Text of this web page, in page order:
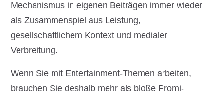
Mechanismus in eigenen Beiträgen immer wieder
als Zusammenspiel aus Leistung,
gesellschaftlichem Kontext und medialer
Verbreitung.
Wenn Sie mit Entertainment-Themen arbeiten,
brauchen Sie deshalb mehr als bloße Promi-